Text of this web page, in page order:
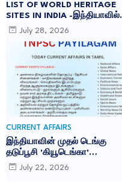
LIST OF WORLD HERITAGE
SITES IN INDIA -இந்தியாவில்
உள்ள 45 யுனெஸ்கோ உலக
பாரம்பரிய தளங்கள்:
July 28, 2026
CURRENT AFFAIRS
இந்தியாவின் முதல் டெங்கு
தடுப்பூசி 'கியூடெங்கா'
(Qdenga): TNPSC CURRENT
AFFAIRS IN TAMIL JULY 2026
July 22, 2026